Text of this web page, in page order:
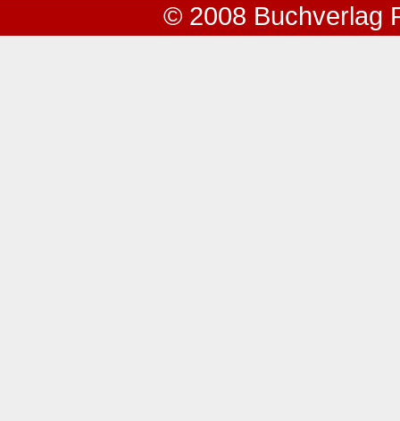
© 2008 Buchverlag